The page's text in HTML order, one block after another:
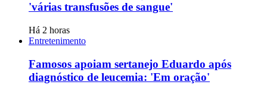
'várias transfusões de sangue'
Há 2 horas
Entretenimento
Famosos apoiam sertanejo Eduardo após
diagnóstico de leucemia: 'Em oração'